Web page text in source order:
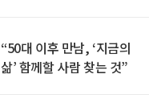
“50대 이후 만남, ‘지금의
삶’ 함께할 사람 찾는 것”